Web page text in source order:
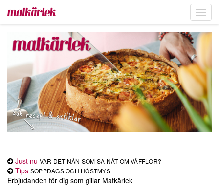
Just nu VAR DET NÅN SOM SA NÅT OM VÅFFLOR?
Tips SOPPDAGS OCH HÖSTMYS
Erbjudanden för dig som gillar Matkärlek